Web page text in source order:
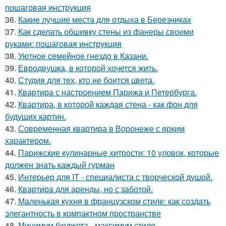
пошаговая инструкция
36. Какие лучшие места для отдыха в Березниках
37. Как сделать обшивку стены из фанеры своими
руками: пошаговая инструкция
38. Уютное семейное гнездо в Казани.
39. Евродвушка, в которой хочется жить.
40. Студия для тех, кто не боится цвета.
41. Квартира с настроением Парижа и Петербурга.
42. Квартира, в которой каждая стена - как фон для
будущих картин.
43. Современная квартира в Воронеже с ярким
характером.
44. Парижские кулинарные хитрости: 10 уловок, которые
должен знать каждый гурман
45. Интерьер для IT - специалиста с творческой душой.
46. Квартира для аренды, но с заботой.
47. Маленькая кухня в французском стиле: как создать
элегантность в компактном пространстве